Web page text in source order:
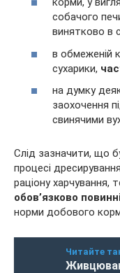
собачого
винятково в
в обмеженій
сухарики,
на думку
заохочення
свинячими
Слід зазначити, що
процесі
раціону харчування,
обов’язково
норми добового
Читайте